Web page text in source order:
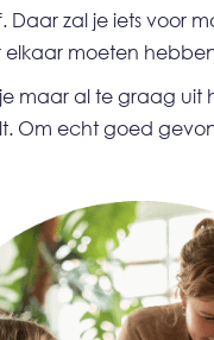
Daar zal je iets voor
elkaar moeten
maar al te graag uit
Om echt goed